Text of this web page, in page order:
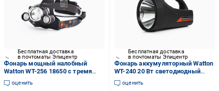
Бесплатная доставка
в почтоматы Эпицентр
Фонарь мощный налобный
Watton WT-256 18650 с тремя
фонариками 2 аккумуляторные
батареи зум на 250 м
оценить
Бесплатная доставка
в почтоматы Эпицентр
Фонарь аккумуляторный Watton
WT-240 20 Вт светодиодный
переносной
оценить